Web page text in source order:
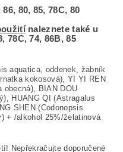
80, 85, 78C, 80
naleznete také u
78C, 74, 86B, 85
aquatica, oddenek, žabník
kokosová), YI YI REN
obecná), BIAN DOU
HUANG QI (Astragalus
SHEN (Codonopsis
+ /alkohol 25%/želatinová
Nepřekračujte doporučené